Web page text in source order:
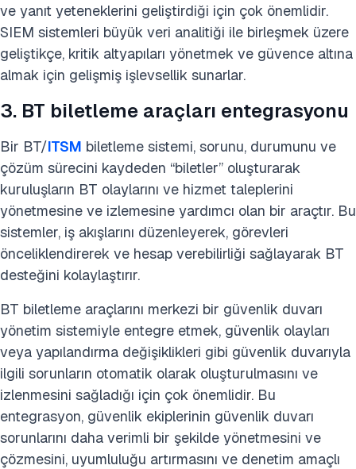
ve yanıt yeteneklerini geliştirdiği için çok önemlidir.
SIEM sistemleri büyük veri analitiği ile birleşmek üzere
geliştikçe, kritik altyapıları yönetmek ve güvence altına
almak için gelişmiş işlevsellik sunarlar.
3. BT biletleme araçları entegrasyonu
Bir BT/ITSM biletleme sistemi, sorunu, durumunu ve
çözüm sürecini kaydeden “biletler” oluşturarak
kuruluşların BT olaylarını ve hizmet taleplerini
yönetmesine ve izlemesine yardımcı olan bir araçtır. Bu
sistemler, iş akışlarını düzenleyerek, görevleri
önceliklendirerek ve hesap verebilirliği sağlayarak BT
desteğini kolaylaştırır.
BT biletleme araçlarını merkezi bir güvenlik duvarı
yönetim sistemiyle entegre etmek, güvenlik olayları
veya yapılandırma değişiklikleri gibi güvenlik duvarıyla
ilgili sorunların otomatik olarak oluşturulmasını ve
izlenmesini sağladığı için çok önemlidir. Bu
entegrasyon, güvenlik ekiplerinin güvenlik duvarı
sorunlarını daha verimli bir şekilde yönetmesini ve
çözmesini, uyumluluğu artırmasını ve denetim amaçlı